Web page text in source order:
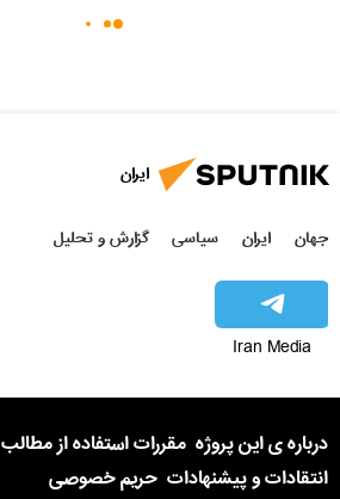
ایران
جهان ایران سیاسی گزارش و تحلیل
Iran Media
درباره ی این پروژه مقررات استفاده از مطالب
انتقادات و پیشنهادات حریم خصوصی